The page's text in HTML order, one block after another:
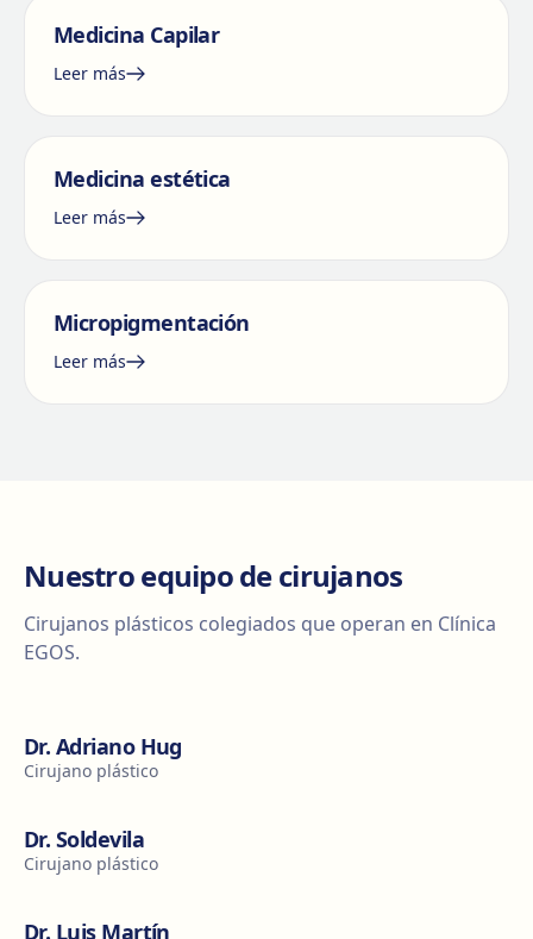
Medicina Capilar
Leer más
Medicina estética
Leer más
Micropigmentación
Leer más
Nuestro equipo de cirujanos
Cirujanos plásticos colegiados que operan en Clínica
EGOS.
Dr. Adriano Hug
Cirujano plástico
Dr. Soldevila
Cirujano plástico
Dr. Luis Martín